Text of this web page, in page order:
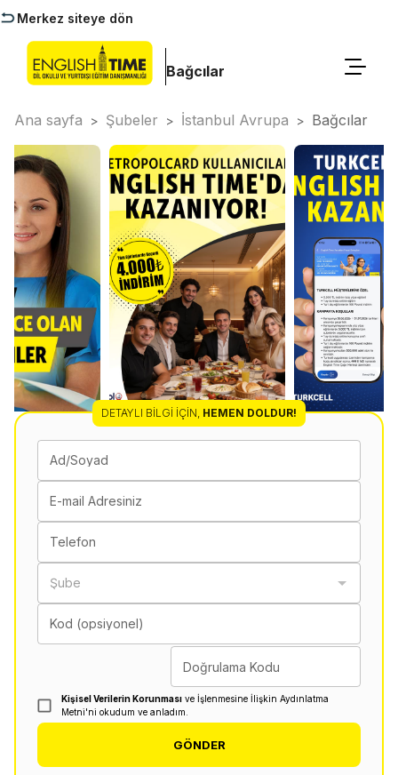
Merkez siteye dön
Bağcılar
Ana sayfa > Şubeler > İstanbul Avrupa > Bağcılar
DETAYLI BILGI İÇIN, HEMEN DOLDUR!
Ad/Soyad
E-mail Adresiniz
Telefon
Şube
Kod (opsiyonel)
Doğrulama Kodu
Kişisel Verilerin Korunması ve İşlenmesine İlişkin Aydınlatma
Metni'ni okudum ve anladım.
GÖNDER